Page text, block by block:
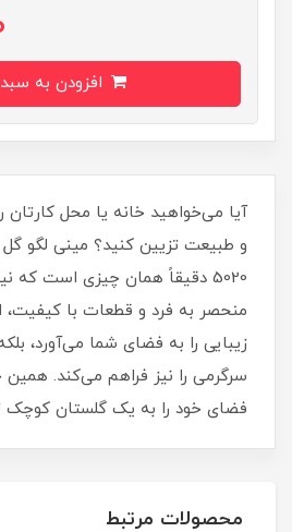
آیا می‌خواهید خانه یا محل کارتان
و طبیعت تزیین کنید؟ مینی لگو
5020 دقیقاً همان چیزی است که
منحصر به فرد و قطعات با کیفیت،
زیبایی را به فضای شما می‌آورد،
سرگرمی را نیز فراهم می‌کند. همین
فضای خود را به یک گلستان کوچک
محصولات مرتبط